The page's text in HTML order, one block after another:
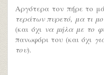
Αργότερα τον πήρε το
τεράτων πυρετό, μα τι
(και όχι να μήλα με το
πανωφόρι του (και όχι
του).